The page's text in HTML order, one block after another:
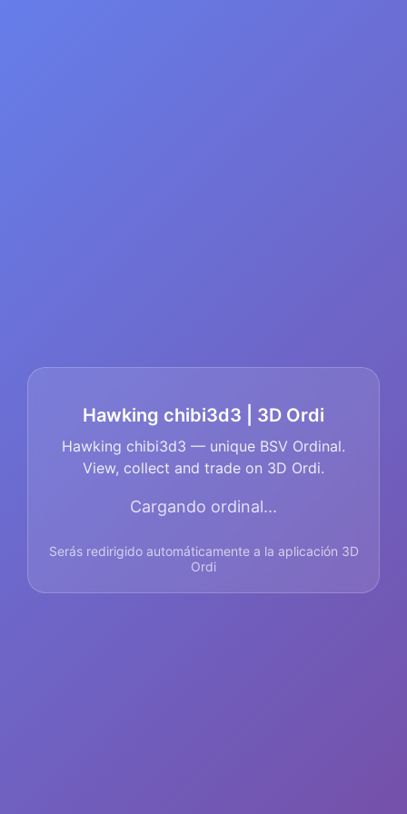
Hawking chibi3d3 | 3D Ordi
Hawking chibi3d3 — unique BSV Ordinal.
View, collect and trade on 3D Ordi.
Cargando ordinal...
Serás redirigido automáticamente a la aplicación 3D
Ordi